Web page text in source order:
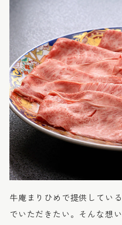
牛庵まりひめで提供してい
でいただきたい。そんな想